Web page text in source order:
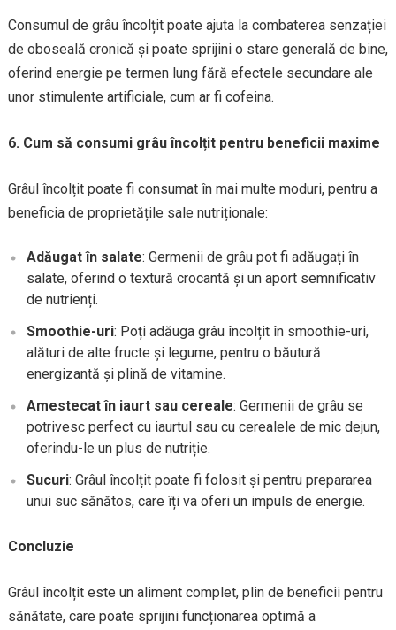
Consumul de grâu încolțit poate ajuta la combaterea senzației
de oboseală cronică și poate sprijini o stare generală de bine,
oferind energie pe termen lung fără efectele secundare ale
unor stimulente artificiale, cum ar fi cofeina.
6. Cum să consumi grâu încolțit pentru beneficii maxime
Grâul încolțit poate fi consumat în mai multe moduri, pentru a
beneficia de proprietățile sale nutriționale:
Adăugat în salate: Germenii de grâu pot fi adăugați în
salate, oferind o textură crocantă și un aport semnificativ
de nutrienți.
Smoothie-uri: Poți adăuga grâu încolțit în smoothie-uri,
alături de alte fructe și legume, pentru o băutură
energizantă și plină de vitamine.
Amestecat în iaurt sau cereale: Germenii de grâu se
potrivesc perfect cu iaurtul sau cu cerealele de mic dejun,
oferindu-le un plus de nutriție.
Sucuri: Grâul încolțit poate fi folosit și pentru prepararea
unui suc sănătos, care îți va oferi un impuls de energie.
Concluzie
Grâul încolțit este un aliment complet, plin de beneficii pentru
sănătate, care poate sprijini funcționarea optimă a